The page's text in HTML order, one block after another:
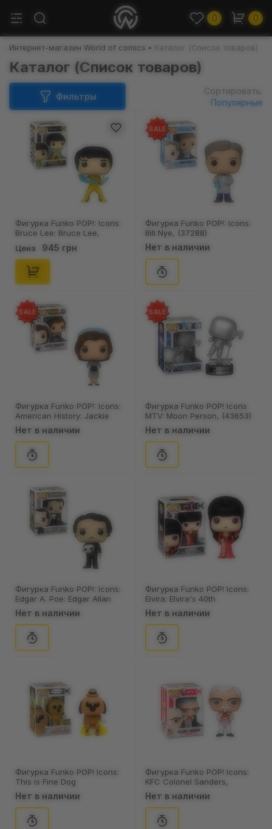
0 0
Интернет-магазин World of comics Каталог (Список товаров)
Каталог (Список товаров)
Фильтры
Сортировать:
Популярные
Фигурка Funko POP!: Icons:
Bruce Lee: Bruce Lee,
Цена 945 грн
SALE
Фигурка Funko POP!: Icons:
Bill Nye, (37288)
Нет в наличии
SALE
Фигурка Funko POP!: Icons:
American History: Jackie
Kennedy, (45254)
Нет в наличии
SALE
Фигурка Funko POP! Icons
MTV: Moon Person, (43653)
Нет в наличии
Фигурка Funko POP!: Icons:
Edgar A. Poe: Edgar Allan
Poe, (46774)
Нет в наличии
Фигурка Funko POP! Icons:
Elvira: Elvira's 40th
Anniversary: Elvira, (57418)
Нет в наличии
Фигурка Funko POP! Icons:
This is Fine Dog
(Entertainment Earth
Exclusive), (52851)
Нет в наличии
Фигурка Funko POP! Icons:
KFC Colonel Sanders,
(36802)
Нет в наличии